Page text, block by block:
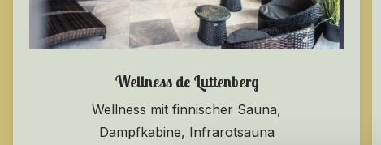
Wellness de Luttenberg
Wellness mit finnischer Sauna,
Dampfkabine, Infrarotsauna